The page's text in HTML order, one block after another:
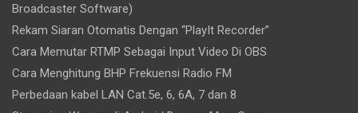
Broadcaster Software)
Rekam Siaran Otomatis Dengan “PlayIt Recorder”
Cara Memutar RTMP Sebagai Input Video Di OBS
Cara Menghitung BHP Frekuensi Radio FM
Perbedaan kabel LAN Cat.5e, 6, 6A, 7 dan 8